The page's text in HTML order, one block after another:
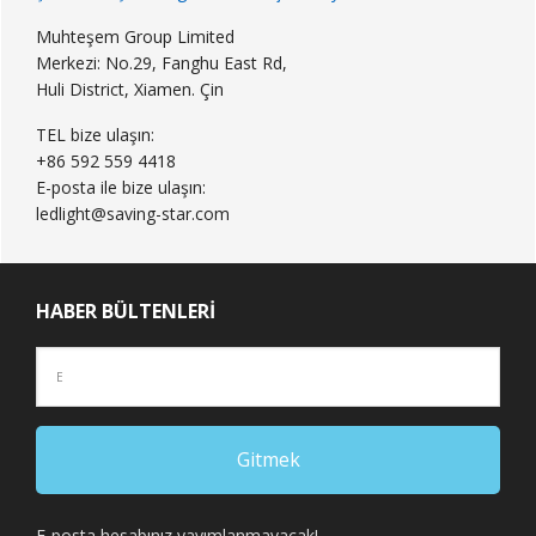
Muhteşem Group Limited
Merkezi: No.29, Fanghu East Rd,
Huli District, Xiamen. Çin
TEL bize ulaşın:
+86 592 559 4418
E-posta ile bize ulaşın:
ledlight@saving-star.com
HABER BÜLTENLERI